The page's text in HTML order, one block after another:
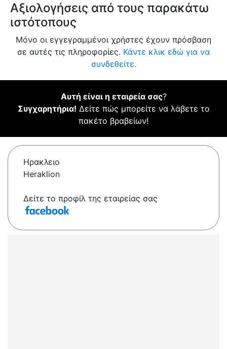
Αξιολογήσεις από τους παρακάτω
ιστότοπους
Μόνο οι εγγεγραμμένοι χρήστες έχουν πρόσβαση
σε αυτές τις πληροφορίες. Κάντε κλικ εδώ για να
συνδεθείτε.
Αυτή είναι η εταιρεία σας?
Συγχαρητήρια! Δείτε πώς μπορείτε να λάβετε το
πακέτο βραβείων!
Ηρακλειο
Heraklion
Δείτε το προφίλ της εταιρείας σας